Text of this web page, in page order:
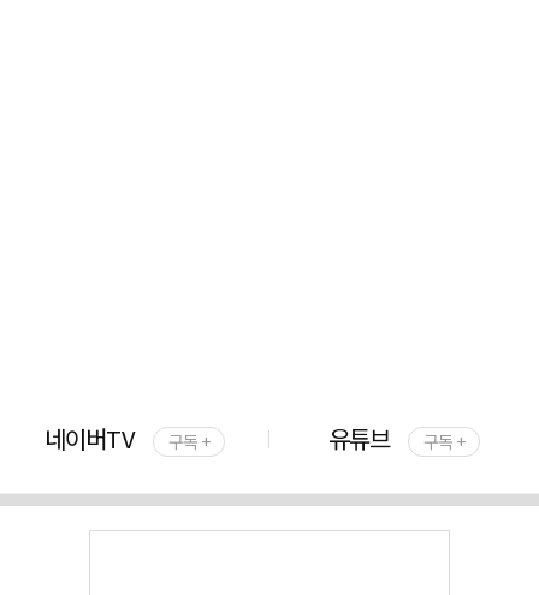
네이버TV 구독 + 유튜브 구독 +